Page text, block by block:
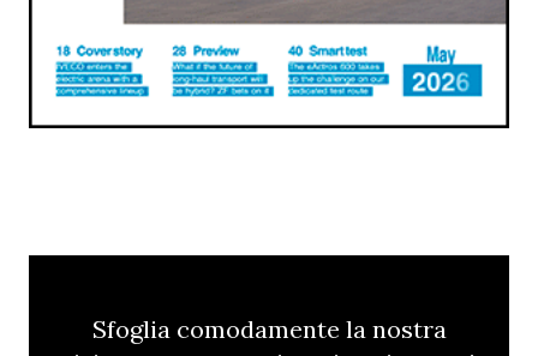
Sfoglia comodamente la nostra